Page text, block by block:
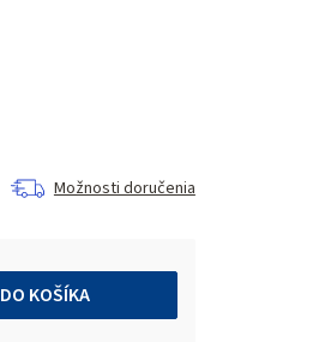
Možnosti doručenia
DO KOŠÍKA